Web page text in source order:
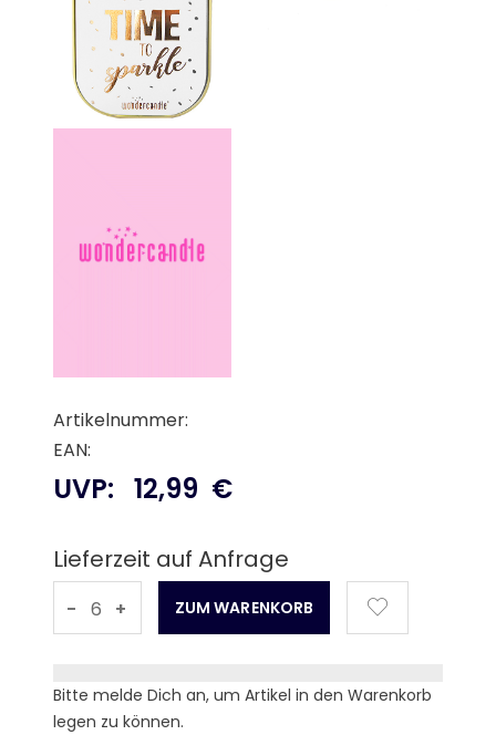
Artikelnummer:
EAN:
UVP: 12,99 €
Lieferzeit auf Anfrage
- +
Bitte melde Dich an, um Artikel in den Warenkorb
legen zu können.